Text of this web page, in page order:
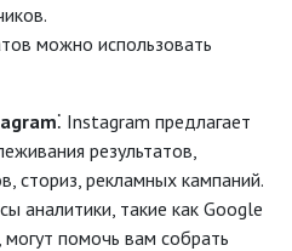
можно использовать
⁚ Instagram предлагает
результатов,
сториз, рекламных кампаний.
аналитики, такие как Google
помочь вам собрать